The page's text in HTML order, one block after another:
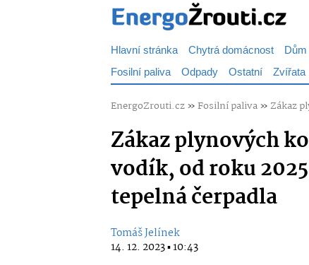
Hlavní stránka Chytrá domácnost
Fosilní paliva Odpady Ostatní Zvířata
EnergoZrouti.cz»Fosilní paliva»Zákaz
Zákaz plynových
vodík, od roku
tepelná čerpadla
Tomáš Jelínek
14. 12. 2023 ▪ 10:43